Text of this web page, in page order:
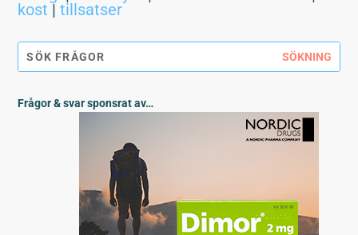
kost|tillsatser
Frågor & svar sponsrat av…